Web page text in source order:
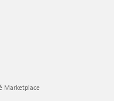
Marketplace